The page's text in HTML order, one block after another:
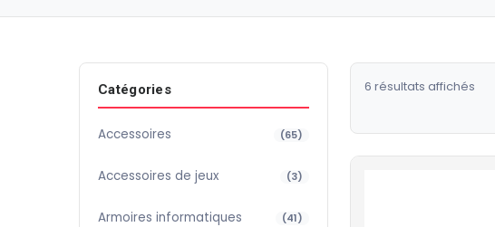
Catégories
Accessoires (65)
Accessoires de jeux (3)
Armoires informatiques (41)
6 résultats affichésTrié